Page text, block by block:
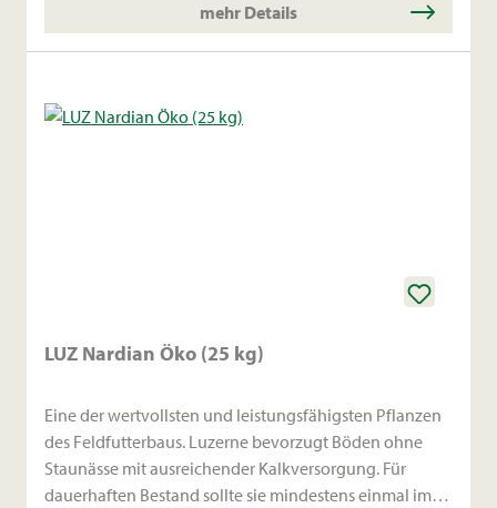
mehr Details
LUZ Nardian Öko (25 kg)
Eine der wertvollsten und leistungsfähigsten Pflanzen
des Feldfutterbaus. Luzerne bevorzugt Böden ohne
Staunässe mit ausreichender Kalkversorgung. Für
dauerhaften Bestand sollte sie mindestens einmal im